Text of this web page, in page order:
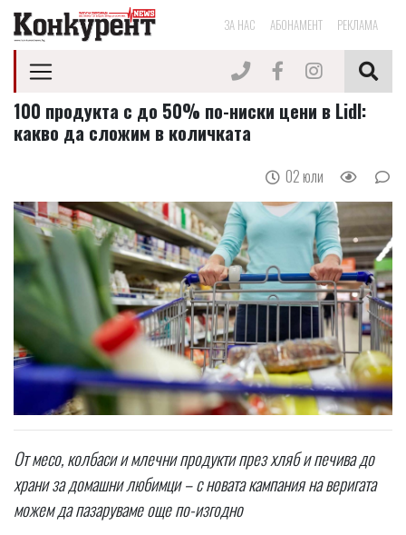
ЗА НАС АБОНАМЕНТ РЕКЛАМА
100 продукта с до 50% по-ниски цени в Lidl:
какво да сложим в количката
02 юли
От месо, колбаси и млечни продукти през хляб и печива до
храни за домашни любимци – с новата кампания на веригата
можем да пазаруваме още по-изгодно